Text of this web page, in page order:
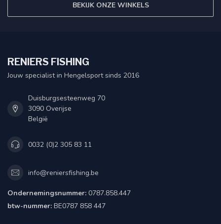
BEKIJK ONZE WINKELS
RENIERS FISHING
Jouw specialist in Hengelsport sinds 2016
Duisburgsesteenweg 70
3090 Overijse
België
0032 (0)2 305 83 11
info@reniersfishing.be
Ondernemingsnummer: 0787.858.447
btw-nummer: BE0787 858 447